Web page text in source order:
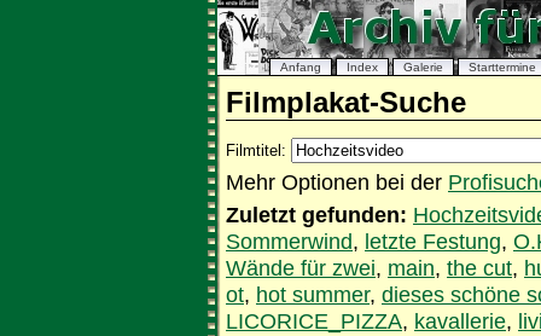
Anfang Index Galerie Starttermine
Filmplakat-Suche
Filmtitel:
Mehr Optionen bei der
Zuletzt gefunden:
Sommerwind, letzte Festung,
Wände für zwei, main, the cut,
ot, hot summer, dieses schöne
LICORICE_PIZZA, kavallerie,